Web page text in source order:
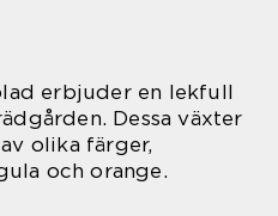
erbjuder en lekfull
Dessa växter
olika färger,
och orange.